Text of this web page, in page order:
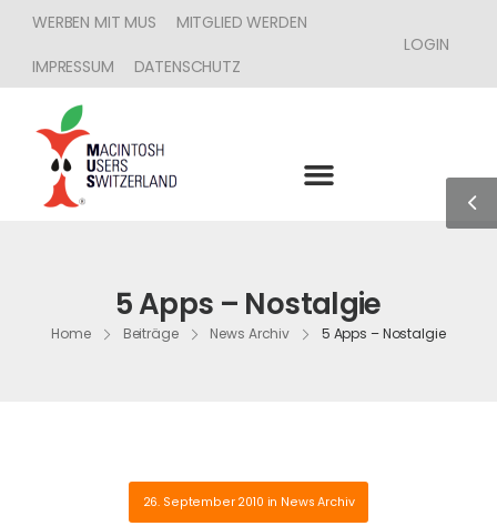
WERBEN MIT MUS
MITGLIED WERDEN
IMPRESSUM
DATENSCHUTZ
LOGIN
5 Apps – Nostalgie
Home Beiträge News Archiv 5 Apps – Nostalgie
26. September 2010 in News Archiv